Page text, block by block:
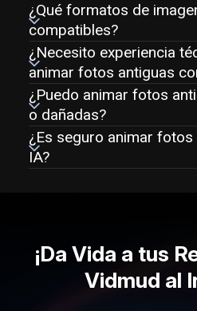
¿Qué formatos de
compatibles?
¿Necesito experiencia
animar fotos antiguas
¿Puedo animar fotos
o dañadas?
¿Es seguro animar
IA?
¡Da Vida a tus
Vidmud al